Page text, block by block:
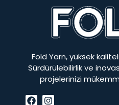
Fold Yarn, yüksek
Sürdürülebilirlik ve
projelerinizi